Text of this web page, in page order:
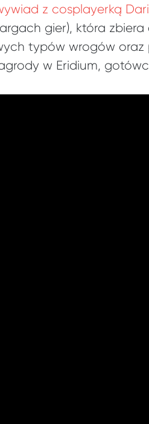
z cosplayerką
gier), która
typów wrogów oraz
w Eridium,